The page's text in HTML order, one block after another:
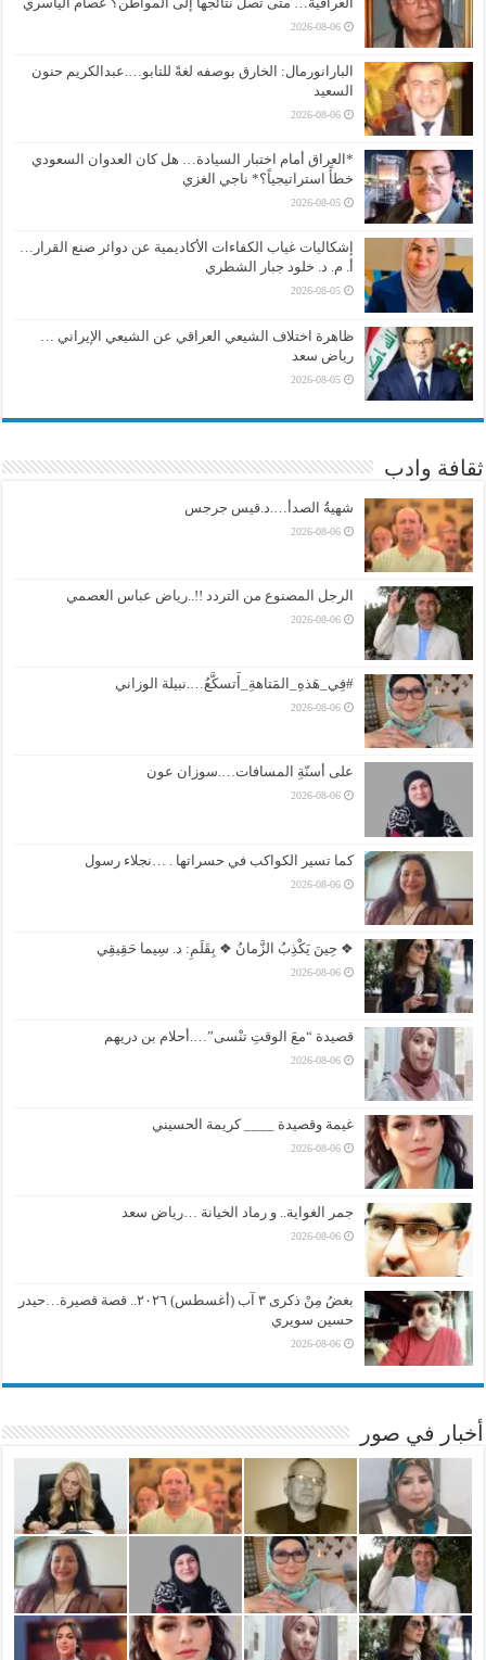
2026-08-06
البارانورمال: الخارق بوصفه لغةً للتابو….عبدالكريم حنون
السعيد
2026-08-06
*العراق أمام اختبار السيادة… هل كان العدوان السعودي
خطأً استراتيجياً؟* ناجي الغزي
2026-08-05
إشكاليات غياب الكفاءات الأكاديمية عن دوائر صنع القرار…
أ. م. د. خلود جبار الشطري
2026-08-05
ظاهرة اختلاف الشيعي العراقي عن الشيعي الإيراني …
رياض سعد
2026-08-05
ثقافة وادب
شهيةُ الصدأ….د.قيس جرجس
2026-08-06
الرجل المصنوع من التردد !!..رياض عباس العصمي
2026-08-06
#فِي_هَذهِ_المَتاهةِ_أَتسكَّعُ….نبيلة الوزاني
2026-08-06
على أسنّةِ المسافات….سوزان عون
2026-08-06
كما تسير الكواكب في حسراتها . …نجلاء رسول
2026-08-06
❖ حِينَ يَكْذِبُ الزَّمانُ ❖ بِقَلَمِ: د. سِيما حَقِيقِي
2026-08-06
قصيدة “معَ الوقتِ تنْسى”….أحلام بن دريهم
2026-08-06
غيمة وقصيدة ____ كريمة الحسيني
2026-08-06
جمر الغواية.. و رماد الخيانة …رياض سعد
2026-08-06
بغضُ مِنْ ذكرى ٣ آب (أغسطس) ٢٠٢٦.. قصة قصيرة…حيدر
حسين سويري
2026-08-06
أخبار في صور